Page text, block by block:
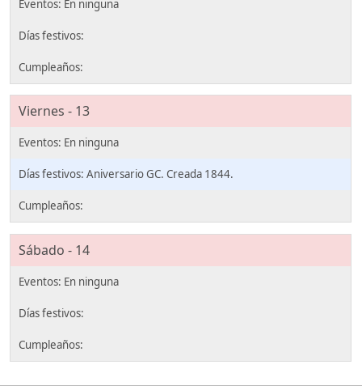
Viernes - 13
Aniversario GC. Creada 1844.
Sábado - 14